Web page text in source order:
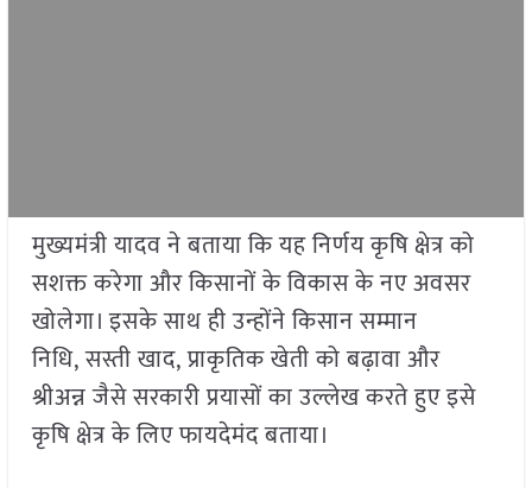
मुख्यमंत्री यादव ने बताया कि यह निर्णय कृषि क्षेत्र को
सशक्त करेगा और किसानों के विकास के नए अवसर
खोलेगा। इसके साथ ही उन्होंने किसान सम्मान
निधि, सस्ती खाद, प्राकृतिक खेती को बढ़ावा और
श्रीअन्न जैसे सरकारी प्रयासों का उल्लेख करते हुए इसे
कृषि क्षेत्र के लिए फायदेमंद बताया।